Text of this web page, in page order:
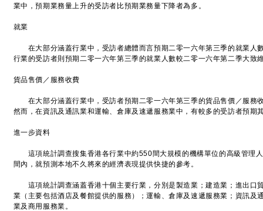
業中，預期業務量上升的受訪者比預期業務量下降者為多。
就業
在大部分涵蓋行業中，受訪者總體而言預期二零一六年第三季的就業人
行業的受訪者則預期二零一六年第三季的就業人數較二零一六年第二季大致
貨品售價／服務收費
在大部分涵蓋行業中，受訪者預期二零一六年第三季的貨品售價／服務
然而，在資訊及通訊業和運輸、倉庫及速遞服務業中，有較多的受訪者預期
進一步資料
這項統計調查搜集香港各行業中約550間大規模的機構單位的高級管理
間內，就預測本地不久將來的經濟表現提供快捷的參考。
這項統計調查涵蓋香港十個主要行業，分別是製造業；建造業；進出口
業（主要包括酒店及餐館提供的服務）；運輸、倉庫及速遞服務業；資訊及
業及商用服務業。